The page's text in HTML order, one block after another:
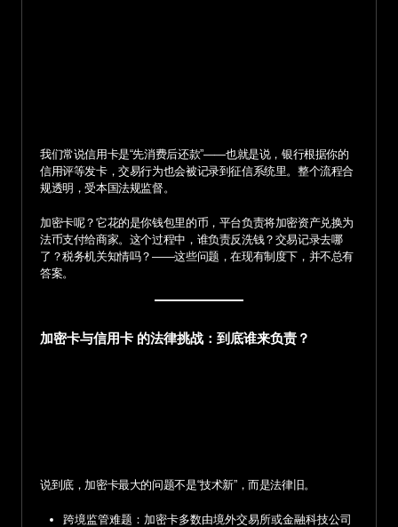
我们常说信用卡是“先消费后还款”——也就是说，银行根据你的
信用评等发卡，交易行为也会被记录到征信系统里。整个流程合
规透明，受本国法规监督。
加密卡呢？它花的是你钱包里的币，平台负责将加密资产兑换为
法币支付给商家。这个过程中，谁负责反洗钱？交易记录去哪
了？税务机关知情吗？——这些问题，在现有制度下，并不总有
答案。
加密卡与信用卡 的法律挑战：到底谁来负责？
说到底，加密卡最大的问题不是“技术新”，而是法律旧。
跨境监管难题：加密卡多数由境外交易所或金融科技公司